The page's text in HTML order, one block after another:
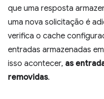
que uma resposta
uma nova solicitação é
verifica o cache
entradas armazenadas
isso acontecer, as
removidas.